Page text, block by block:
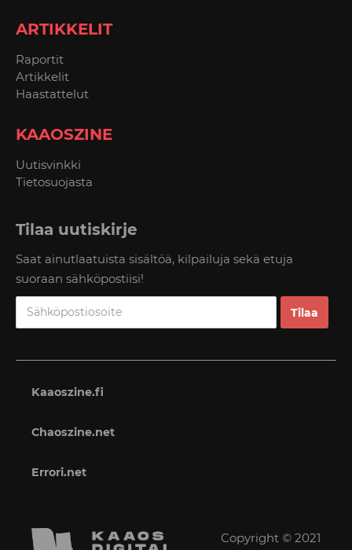
ARTIKKELIT
Raportit
Artikkelit
Haastattelut
KAAOSZINE
Uutisvinkki
Tietosuojasta
Tilaa uutiskirje
Saat ainutlaatuista sisältöä, kilpailuja sekä etuja
suoraan sähköpostiisi!
Kaaoszine.fi
Chaoszine.net
Errori.net
Copyright © 2021